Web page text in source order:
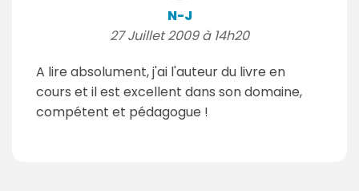
N-J
27 Juillet 2009 à 14h20
A lire absolument, j'ai l'auteur du livre en
cours et il est excellent dans son domaine,
compétent et pédagogue !